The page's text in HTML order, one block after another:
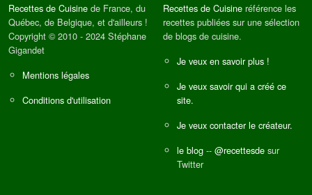
Recettes de Cuisine de France, du
Québec, de Belgique, et d'ailleurs !
Copyright © 2010 - 2024 Stéphane
Gigandet
Mentions légales
Conditions d'utilisation
Recettes de Cuisine référence les
recettes publiées sur une sélection
de blogs de cuisine.
Je veux en savoir plus !
Je veux savoir qui a créé ce
site.
Je veux contacter le créateur.
le blog -- @recettesde sur
Twitter